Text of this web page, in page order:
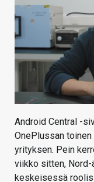
HAKU
Android Central -
OnePlussan
yrityksen. Pein
viikko sitten, Nord-
keskeisessä